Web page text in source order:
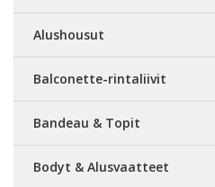
Alushousut
Balconette-rintaliivit
Bandeau & Topit
Bodyt & Alusvaatteet